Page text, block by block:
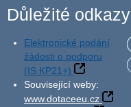
Důležité odkazy
Elektronické podání
žádosti o podporu
(IS KP21+)
Související weby:
www.dotaceeu.cz